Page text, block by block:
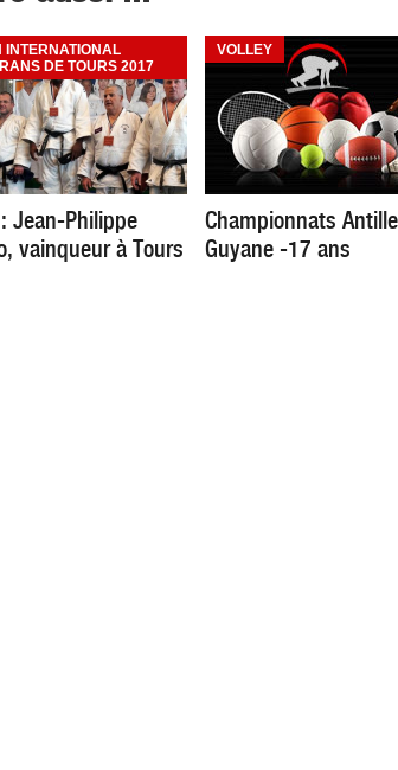
INTERNATIONAL
DE TOURS 2017
Jean-Philippe
vainqueur à Tours
VOLLEY
Championnats
Guyane -17 ans